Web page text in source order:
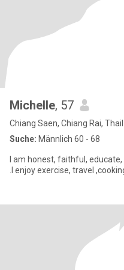
Michelle, 57
Chiang Saen, Chiang Rai,
Suche: Männlich 60 - 68
I am honest, faithful,
.I enjoy exercise, travel